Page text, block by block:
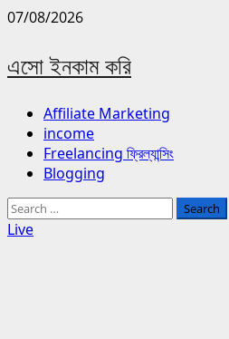
Skip
content
07/08/2026
এসো ইনকাম করি
Primary
Menu
Affiliate Marketing
income
Freelancing ফ্রিল্যান্সিং
Blogging
Search
for:
Live